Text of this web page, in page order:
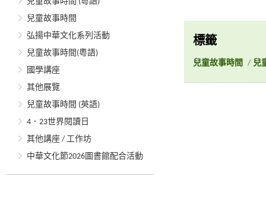
兒童故事時間
弘揚中華文化系列活動
兒童故事時間(粵語)
國學講座
其他展覽
兒童故事時間 (英語)
4．23世界閱讀日
其他講座 / 工作坊
中華文化節2026圖書館配合活動
標籤
兒童故事時間 / 兒